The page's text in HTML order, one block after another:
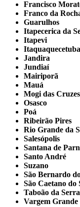
Francisco
Franco da
Guarulhos
Itapecerica da
Itapevi
Itaquaquecetuba
Jandira
Jundiaí
Mairiporã
Mauá
Mogi das Cruzes
Osasco
Poá
Ribeirão Pires
Rio Grande da
Salesópolis
Santana de
Santo André
Suzano
São Bernardo
São Caetano do
Taboão da Serra
Vargem Grande